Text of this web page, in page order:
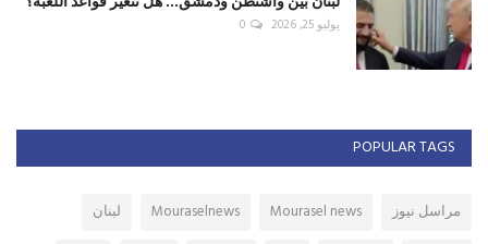
يوليو 25, 2026 0
POPULAR TAGS
مراسل نيوز Mourasel news
Mouraselnews
لبنان